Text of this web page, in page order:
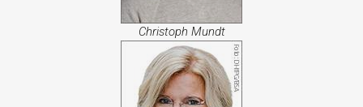
Christoph Mundt